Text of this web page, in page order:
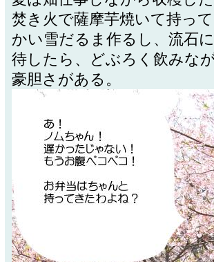
焚き火で薩摩芋焼いて持っ
かい雪だるま作るし、流石
待したら、どぶろく飲みな
豪胆さがある。